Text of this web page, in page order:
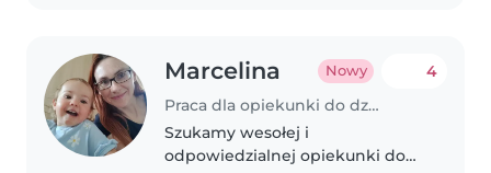
Marcelina Nowy
Praca dla opiekunki do dziecka w Gliwice
4
Szukamy wesołej i
odpowiedzialnej opiekunki do